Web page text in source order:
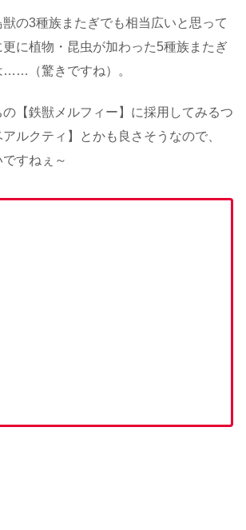
の3種族またぎでも相当広いと思って
に植物・昆虫が加わった5種族またぎ
……（驚きですね）。
の【鉄獣メルフィー】に採用してみるつ
ルクティ】とかも良さそうなので、
すねぇ～